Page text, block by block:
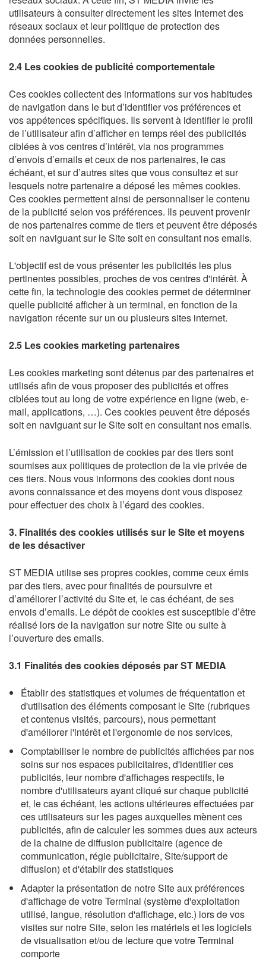
utilisateurs à consulter directement les sites Internet des
réseaux sociaux et leur politique de protection des
données personnelles.
2.4 Les cookies de publicité comportementale
Ces cookies collectent des informations sur vos habitudes
de navigation dans le but d’identifier vos préférences et
vos appétences spécifiques. Ils servent à identifier le profil
de l’utilisateur afin d’afficher en temps réel des publicités
ciblées à vos centres d’intérêt, via nos programmes
d’envois d’emails et ceux de nos partenaires, le cas
échéant, et sur d’autres sites que vous consultez et sur
lesquels notre partenaire a déposé les mêmes cookies.
Ces cookies permettent ainsi de personnaliser le contenu
de la publicité selon vos préférences. Ils peuvent provenir
de nos partenaires comme de tiers et peuvent être déposés
soit en naviguant sur le Site soit en consultant nos emails.
L'objectif est de vous présenter les publicités les plus
pertinentes possibles, proches de vos centres d'intérêt. À
cette fin, la technologie des cookies permet de déterminer
quelle publicité afficher à un terminal, en fonction de la
navigation récente sur un ou plusieurs sites internet.
2.5 Les cookies marketing partenaires
Les cookies marketing sont détenus par des partenaires et
utilisés afin de vous proposer des publicités et offres
ciblées tout au long de votre expérience en ligne (web, e-
mail, applications, …). Ces cookies peuvent être déposés
soit en naviguant sur le Site soit en consultant nos emails.
L’émission et l’utilisation de cookies par des tiers sont
soumises aux politiques de protection de la vie privée de
ces tiers. Nous vous informons des cookies dont nous
avons connaissance et des moyens dont vous disposez
pour effectuer des choix à l’égard des cookies.
3. Finalités des cookies utilisés sur le Site et moyens
de les désactiver
ST MEDIA utilise ses propres cookies, comme ceux émis
par des tiers, avec pour finalités de poursuivre et
d’améliorer l’activité du Site et, le cas échéant, de ses
envois d’emails. Le dépôt de cookies est susceptible d’être
réalisé lors de la navigation sur notre Site ou suite à
l’ouverture des emails.
3.1 Finalités des cookies déposés par ST MEDIA
Établir des statistiques et volumes de fréquentation et
d'utilisation des éléments composant le Site (rubriques
et contenus visités, parcours), nous permettant
d'améliorer l'intérêt et l'ergonomie de nos services,
Comptabiliser le nombre de publicités affichées par nos
soins sur nos espaces publicitaires, d'identifier ces
publicités, leur nombre d'affichages respectifs, le
nombre d'utilisateurs ayant cliqué sur chaque publicité
et, le cas échéant, les actions ultérieures effectuées par
ces utilisateurs sur les pages auxquelles mènent ces
publicités, afin de calculer les sommes dues aux acteurs
de la chaine de diffusion publicitaire (agence de
communication, régie publicitaire, Site/support de
diffusion) et d'établir des statistiques
Adapter la présentation de notre Site aux préférences
d'affichage de votre Terminal (système d'exploitation
utilisé, langue, résolution d'affichage, etc.) lors de vos
visites sur notre Site, selon les matériels et les logiciels
de visualisation et/ou de lecture que votre Terminal
comporte